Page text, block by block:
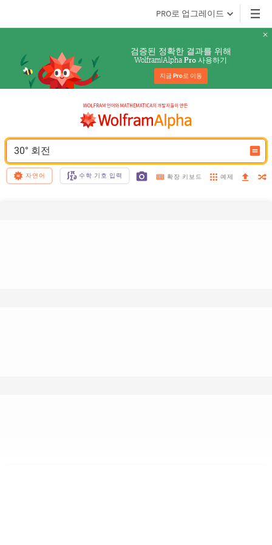
PRO로 업그레이드
검증된 정확한 결과를 위해
Wolfram|Alpha Pro 사용하기
지금 Pro로 이동
30° 회전
자연어 수학 기호 입력 확장 키보드 예제